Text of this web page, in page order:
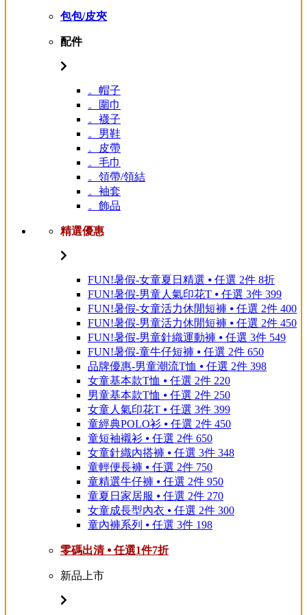
包包/皮夾
配件
。帽子
。圍巾
。襪子
。男鞋
。皮帶
。毛巾
。領帶/領結
。袖套
。飾品
精選優惠
FUN!暑假-女童夏日精選 ⦁ 任選 2件 8折
FUN!暑假-男童人氣印花T ⦁ 任選 3件 399
FUN!暑假-女童活力休閒短褲 ⦁ 任選 2件 400
FUN!暑假-男童活力休閒短褲 ⦁ 任選 2件 450
FUN!暑假-男童針織運動褲 ⦁ 任選 3件 549
FUN!暑假-童牛仔短褲 ⦁ 任選 2件 650
品牌優惠-男童潮流T恤 ⦁ 任選 2件 398
女童基本款T恤 ⦁ 任選 2件 220
男童基本款T恤 ⦁ 任選 2件 250
女童人氣印花T ⦁ 任選 3件 399
童經典POLO衫 ⦁ 任選 2件 450
童短袖襯衫 ⦁ 任選 2件 650
女童針織內搭褲 ⦁ 任選 3件 348
童輕便長褲 ⦁ 任選 2件 750
童精選牛仔褲 ⦁ 任選 2件 950
童夏日家居服 ⦁ 任選 2件 270
女童成長型內衣 ⦁ 任選 2件 300
童內褲系列 ⦁ 任選 3件 198
零碼出清 ⦁ 任選1件7折
新品上市